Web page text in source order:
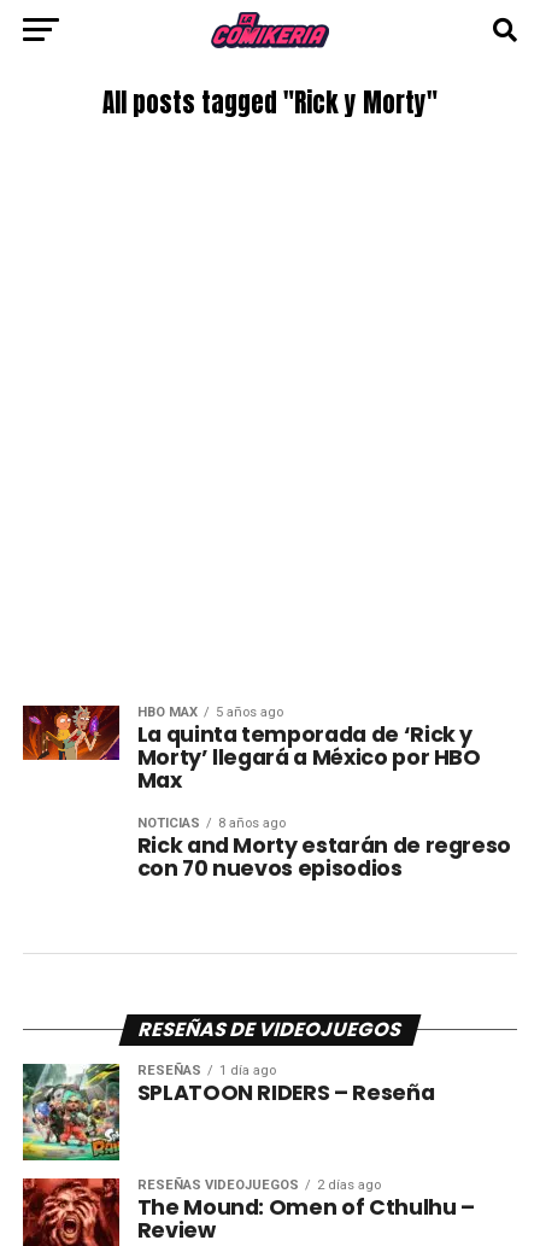
All posts tagged "Rick y Morty"
HBO MAX 5 años ago
La quinta temporada de ‘Rick y
Morty’ llegará a México por HBO
Max
NOTICIAS 8 años ago
Rick and Morty estarán de regreso
con 70 nuevos episodios
RESEÑAS DE VIDEOJUEGOS
RESEÑAS 1 día ago
SPLATOON RIDERS – Reseña
RESEÑAS VIDEOJUEGOS 2 días ago
The Mound: Omen of Cthulhu –
Review